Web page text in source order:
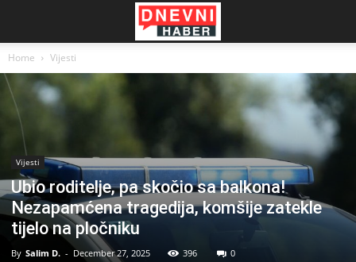
Home Vijesti
Vijesti
Ubio roditelje, pa skočio sa balkona!
Nezapamćena tragedija, komšije zatekle
tijelo na pločniku
By Salim D. - December 27, 2025 396 0